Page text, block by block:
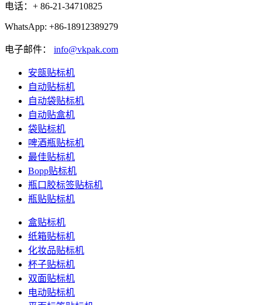
电话：+ 86-21-34710825
WhatsApp: +86-18912389279
电子邮件： info@vkpak.com
安瓿贴标机
自动贴标机
自动袋贴标机
自动贴盒机
袋贴标机
啤酒瓶贴标机
最佳贴标机
Bopp贴标机
瓶口胶标签贴标机
瓶贴贴标机
盒贴标机
纸箱贴标机
化妆品贴标机
杯子贴标机
双面贴标机
电动贴标机